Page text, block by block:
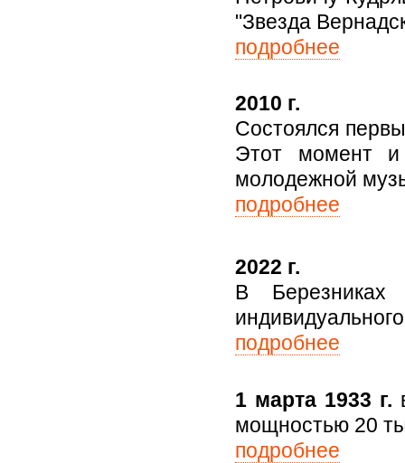
"Звезда
подробнее
2010 г.
Состоялся
Этот момент и
молодежной
подробнее
2022 г.
В Березниках
подробнее
1 марта 1933 г.
мощностью 20
подробнее